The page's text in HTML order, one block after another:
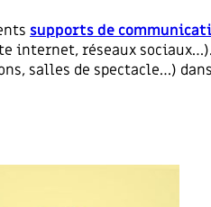
supports de
internet, réseaux sociaux…).
salles de spectacle…)